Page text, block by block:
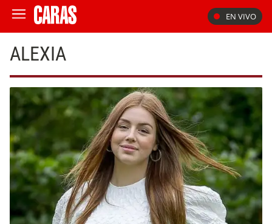
EN VIVO
ALEXIA